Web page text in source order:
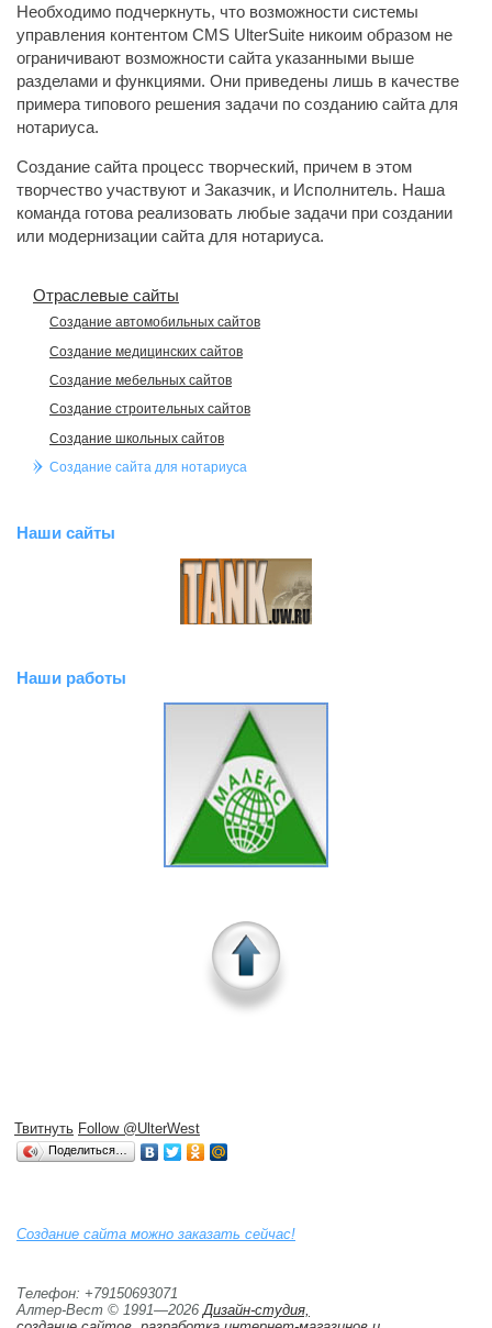
Необходимо подчеркнуть, что возможности системы
управления контентом CMS UlterSuite никоим образом не
ограничивают возможности сайта указанными выше
разделами и функциями. Они приведены лишь в качестве
примера типового решения задачи по созданию сайта для
нотариуса.
Создание сайта процесс творческий, причем в этом
творчество участвуют и Заказчик, и Исполнитель. Наша
команда готова реализовать любые задачи при создании
или модернизации сайта для нотариуса.
Твитнуть Follow @UlterWest
Поделиться…
Отраслевые сайты
Создание автомобильных сайтов
Создание медицинских сайтов
Создание мебельных сайтов
Создание строительных сайтов
Создание школьных сайтов
Создание сайта для нотариуса
Наши сайты
Наши работы
Создание сайта можно заказать сейчас!
Телефон: +79150693071
Алтер-Вест © 1991—2026Дизайн-студия,